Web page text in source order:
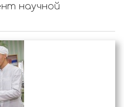
научной